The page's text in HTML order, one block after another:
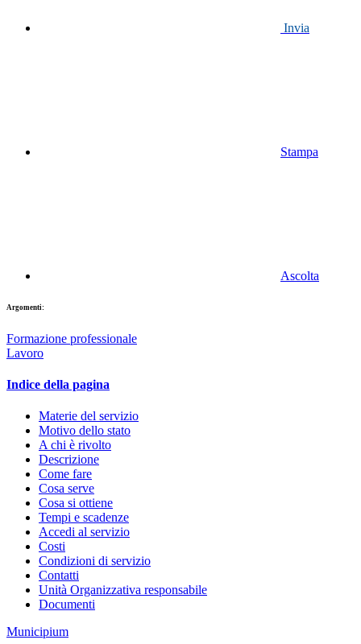
Invia
Stampa
Ascolta
Argomenti:
Formazione professionale
Lavoro
Indice della pagina
Materie del servizio
Motivo dello stato
A chi è rivolto
Descrizione
Come fare
Cosa serve
Cosa si ottiene
Tempi e scadenze
Accedi al servizio
Costi
Condizioni di servizio
Contatti
Unità Organizzativa responsabile
Documenti
Municipium